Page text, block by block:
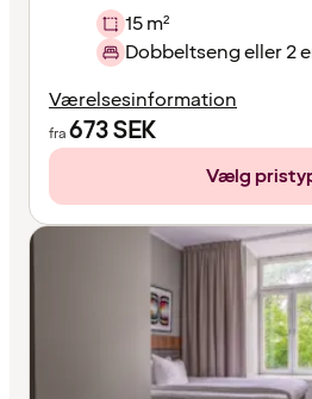
15 m²
Dobbeltseng eller 2
Værelsesinformation
fra673SEK
Vælg